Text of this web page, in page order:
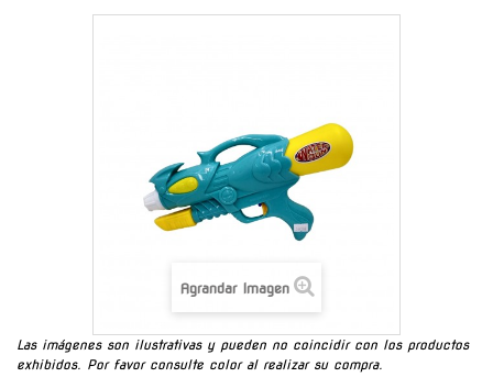
Agrandar Imagen
Las imágenes son ilustrativas y pueden no coincidir con los productos
exhibidos. Por favor consulte color al realizar su compra.